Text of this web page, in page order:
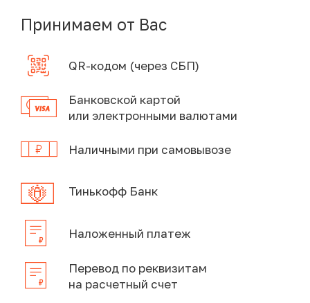
Принимаем от Вас
QR-кодом (через СБП)
Банковской картой
или электронными валютами
Наличными при самовывозе
Тинькофф Банк
Наложенный платеж
Перевод по реквизитам
на расчетный счет